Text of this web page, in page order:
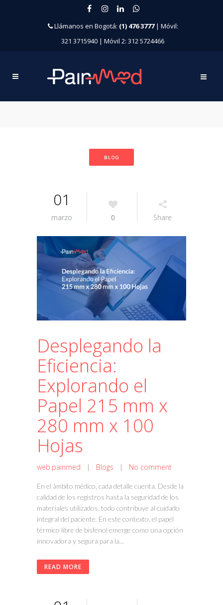
Llámanos en Bogotá: (1) 476 3777 | Móvil:
321 3715940 | Móvil 2: 312 5724466
BLOG
01
marzo 0 Share
Desplegando la
Eficiencia:
Explorando el
Papel 215 mm x
280 mm x 100
Hojas
web.painmed | Blogs | No comment
En el ámbito médico, cada detalle cuenta. Desde la
calidad de los registros hasta la seguridad de los
materiales utilizados, todo contribuye al cuidado
integral del paciente. En este contexto, el papel
térmico libre de bisfenol emerge como una opción
innovadora y segura para la...
READ MORE